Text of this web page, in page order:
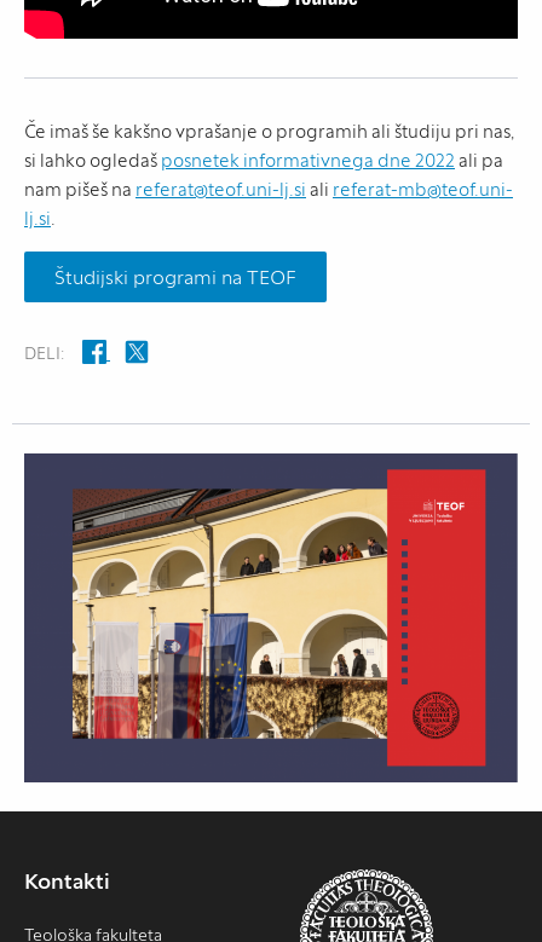
Če imaš še kakšno vprašanje o programih ali študiju pri nas,
si lahko ogledaš posnetek informativnega dne 2022 ali pa
nam pišeš na referat@teof.uni-lj.si ali referat-mb@teof.uni-
lj.si
Študijski programi na TEOF
DELI:
Kontakti
Teološka fakulteta